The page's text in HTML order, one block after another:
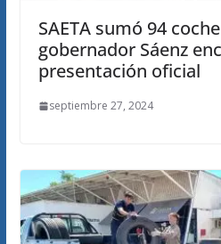
SAETA sumó 94
gobernador Sáenz
presentación oficial
septiembre 27, 2024